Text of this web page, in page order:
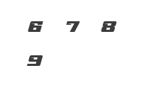
6 7 8
9